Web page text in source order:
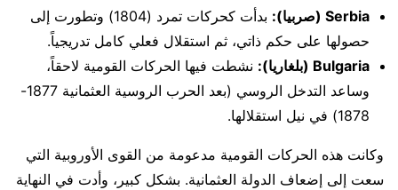
Serbia (صربيا):
بدأت كحركات تمرد (1804) وتطورت إلى
حصولها على حكم ذاتي، ثم استقلال فعلي كامل تدريجياً.
Bulgaria (بلغاريا):
نشطت فيها الحركات القومية لاحقاً،
وساعد التدخل الروسي (بعد الحرب الروسية العثمانية 1877-
1878) في نيل استقلالها.
وكانت هذه الحركات القومية مدعومة من القوى الأوروبية التي
سعت إلى إضعاف الدولة العثمانية. بشكل كبير، وأدت في النهاية